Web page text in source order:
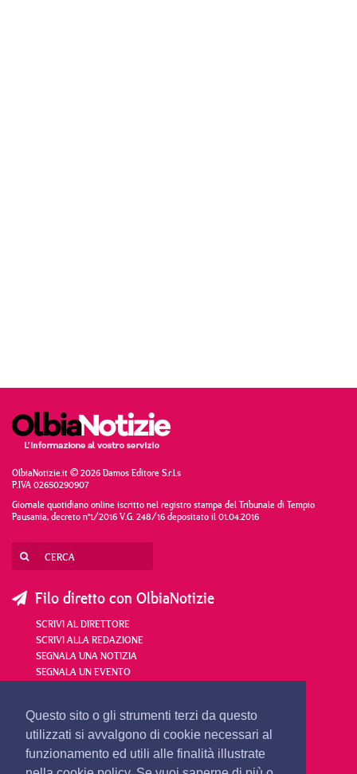
Questo sito o gli strumenti terzi da questo
utilizzati si avvalgono di cookie necessari al
funzionamento ed utili alle finalità illustrate
OlbiaNotizie.it © 2026 Damos Editore S.r.l.s
P.IVA 02650290907
Giornale quotidiano online iscritto nel registro stampa del Tribunale di Tempio
Pausania, decreto n°1/2016 V.G. 248/16 depositato il 01.04.2016
Filo diretto con OlbiaNotizie
SCRIVI AL DIRETTORE
SCRIVI ALLA REDAZIONE
SEGNALA UNA NOTIZIA
SEGNALA UN EVENTO
redazione@olbianotizie.it